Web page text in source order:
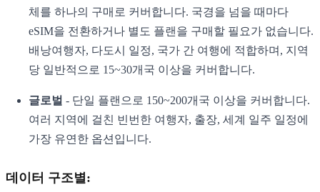
체를 하나의 구매로 커버합니다. 국경을 넘을 때마다
eSIM을 전환하거나 별도 플랜을 구매할 필요가 없습니다.
배낭여행자, 다도시 일정, 국가 간 여행에 적합하며, 지역
당 일반적으로 15~30개국 이상을 커버합니다.
글로벌 - 단일 플랜으로 150~200개국 이상을 커버합니다.
여러 지역에 걸친 빈번한 여행자, 출장, 세계 일주 일정에
가장 유연한 옵션입니다.
데이터 구조별: